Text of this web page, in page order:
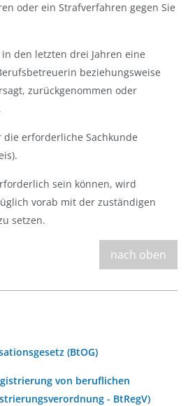
oder ein Strafverfahren gegen Sie
den letzten drei Jahren eine
beziehungsweise
zurückgenommen oder
erforderliche Sachkunde
sein können, wird
vorab mit der zuständigen
setzen.
nach oben
(BtOG)
von beruflichen
- BtRegV)